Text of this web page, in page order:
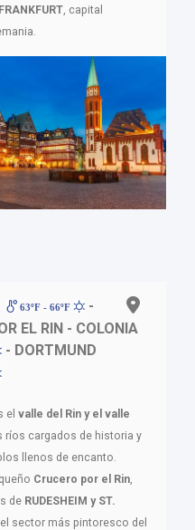
FRANKFURT, capital
63ºF - 66ºF
-
EL RIN - COLONIA
- DORTMUND
el valle del Rin y el valle
ríos cargados de historia y
llenos de encanto.
Crucero por el Rin
de RUDESHEIM y ST.
sector más pintoresco del